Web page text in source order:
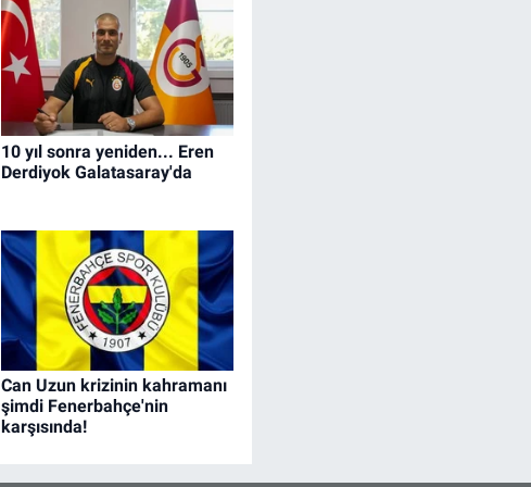
10 yıl sonra yeniden... Eren
Derdiyok Galatasaray'da
Can Uzun krizinin kahramanı
şimdi Fenerbahçe'nin
karşısında!